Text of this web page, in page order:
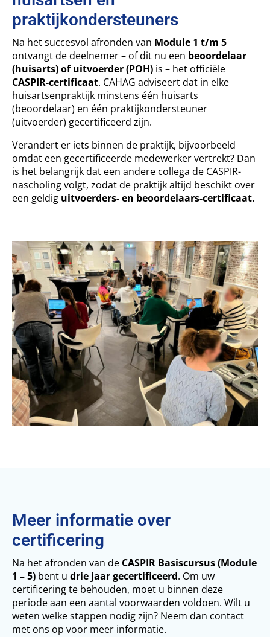
praktijkondersteuners
Na het succesvol afronden van Module 1 t/m 5
ontvangt de deelnemer – of dit nu een beoordelaar
(huisarts) of uitvoerder (POH) is – het officiële
CASPIR-certificaat. CAHAG adviseert dat in elke
huisartsenpraktijk minstens één huisarts
(beoordelaar) en één praktijkondersteuner
(uitvoerder) gecertificeerd zijn.
Verandert er iets binnen de praktijk, bijvoorbeeld
omdat een gecertificeerde medewerker vertrekt? Dan
is het belangrijk dat een andere collega de CASPIR-
nascholing volgt, zodat de praktijk altijd beschikt over
een geldig uitvoerders- en beoordelaars-certificaat.
Meer informatie over
certificering
Na het afronden van de CASPIR Basiscursus (Module
1 – 5) bent u drie jaar gecertificeerd. Om uw
certificering te behouden, moet u binnen deze
periode aan een aantal voorwaarden voldoen. Wilt u
weten welke stappen nodig zijn? Neem dan contact
met ons op voor meer informatie.